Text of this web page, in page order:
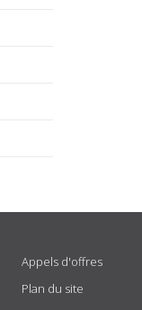
Appels d'offres
Plan du site